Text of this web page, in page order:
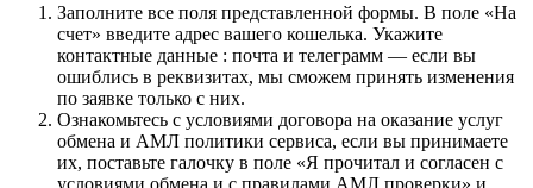
Заполните все поля представленной формы. В поле «На
счет» введите адрес вашего кошелька. Укажите
контактные данные : почта и телеграмм — если вы
ошиблись в реквизитах, мы сможем принять изменения
по заявке только с них.
Ознакомьтесь с условиями договора на оказание услуг
обмена и АМЛ политики сервиса, если вы принимаете
их, поставьте галочку в поле «Я прочитал и согласен с
условиями обмена и с правилами АМЛ проверки» и